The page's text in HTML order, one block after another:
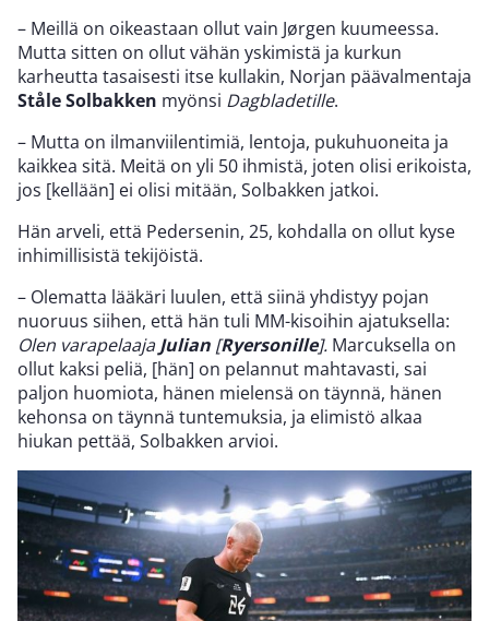
– Meillä on oikeastaan ollut vain Jørgen kuumeessa.
Mutta sitten on ollut vähän yskimistä ja kurkun
karheutta tasaisesti itse kullakin, Norjan päävalmentaja
Ståle Solbakken myönsi Dagbladetille.
– Mutta on ilmanviilentimiä, lentoja, pukuhuoneita ja
kaikkea sitä. Meitä on yli 50 ihmistä, joten olisi erikoista,
jos [kellään] ei olisi mitään, Solbakken jatkoi.
Hän arveli, että Pedersenin, 25, kohdalla on ollut kyse
inhimillisistä tekijöistä.
– Olematta lääkäri luulen, että siinä yhdistyy pojan
nuoruus siihen, että hän tuli MM-kisoihin ajatuksella:
Olen varapelaajaJulian [Ryersonille]. Marcuksella on
ollut kaksi peliä, [hän] on pelannut mahtavasti, sai
paljon huomiota, hänen mielensä on täynnä, hänen
kehonsa on täynnä tuntemuksia, ja elimistö alkaa
hiukan pettää, Solbakken arvioi.